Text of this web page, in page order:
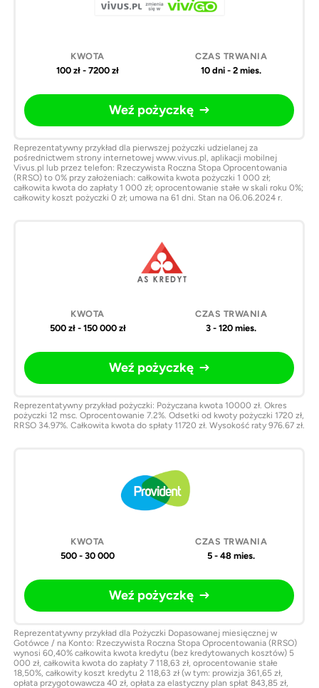
100 zł - 7200 zł 10 dni - 2 mies.
Weź pożyczkę
Reprezentatywny przykład dla pierwszej pożyczki udzielanej za
pośrednictwem strony internetowej www.vivus.pl, aplikacji mobilnej
Vivus.pl lub przez telefon: Rzeczywista Roczna Stopa Oprocentowania
(RRSO) to 0% przy założeniach: całkowita kwota pożyczki 1 000 zł;
całkowita kwota do zapłaty 1 000 zł; oprocentowanie stałe w skali roku 0%;
całkowity koszt pożyczki 0 zł; umowa na 61 dni. Stan na 06.06.2024 r.
500 zł - 150 000 zł 3 - 120 mies.
Weź pożyczkę
Reprezentatywny przykład pożyczki: Pożyczana kwota 10000 zł. Okres
pożyczki 12 msc. Oprocentowanie 7.2%. Odsetki od kwoty pożyczki 1720 zł,
RRSO 34.97%. Całkowita kwota do spłaty 11720 zł. Wysokość raty 976.67 zł.
500 - 30 000 5 - 48 mies.
Weź pożyczkę
Reprezentatywny przykład dla Pożyczki Dopasowanej miesięcznej w
Gotówce / na Konto: Rzeczywista Roczna Stopa Oprocentowania (RRSO)
wynosi 60,40% całkowita kwota kredytu (bez kredytowanych kosztów) 5
000 zł, całkowita kwota do zapłaty 7 118,63 zł, oprocentowanie stałe
18,50%, całkowity koszt kredytu 2 118,63 zł (w tym: prowizja 361,65 zł,
opłata przygotowawcza 40 zł, opłata za elastyczny plan spłat 843,85 zł,